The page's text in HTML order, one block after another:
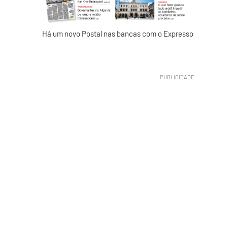
Há um novo Postal nas bancas com o Expresso